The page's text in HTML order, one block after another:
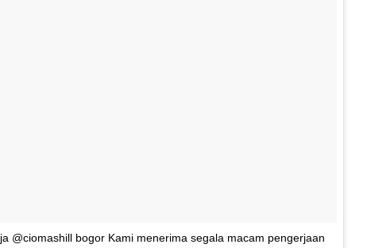
@ciomashill bogor Kami menerima segala macam pengerjaan